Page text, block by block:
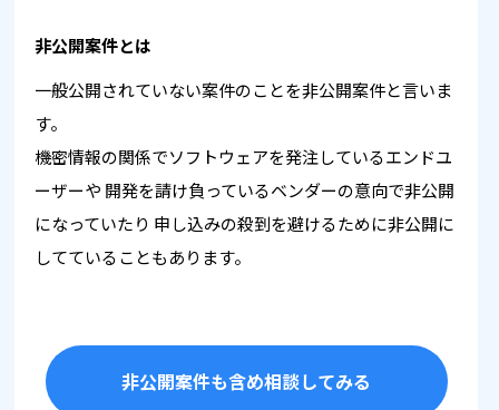
非公開案件とは
一般公開されていない案件のことを非公開案件と言いま
す。
機密情報の関係でソフトウェアを発注しているエンドユ
ーザーや 開発を請け負っているベンダーの意向で非公開
になっていたり 申し込みの殺到を避けるために非公開に
してていることもあります。
非公開案件も含め相談してみる